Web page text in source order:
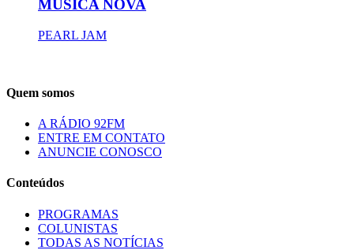
MÚSICA NOVA
PEARL JAM
Quem somos
A RÁDIO 92FM
ENTRE EM CONTATO
ANUNCIE CONOSCO
Conteúdos
PROGRAMAS
COLUNISTAS
TODAS AS NOTÍCIAS